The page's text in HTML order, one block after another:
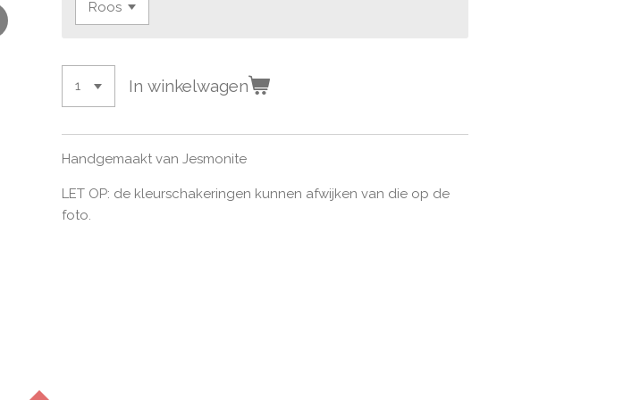
In winkelwagen
Handgemaakt van Jesmonite
LET OP: de kleurschakeringen kunnen afwijken van die op de
foto.